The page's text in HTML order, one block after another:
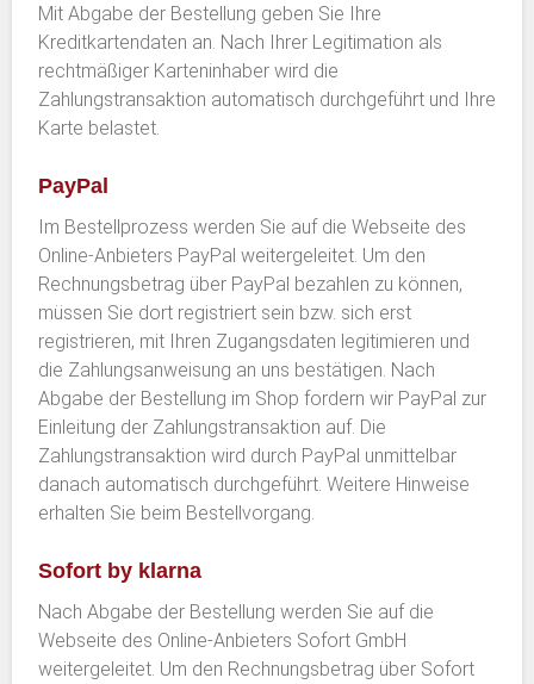
Mit Abgabe der Bestellung geben Sie Ihre
Kreditkartendaten an. Nach Ihrer Legitimation als
rechtmäßiger Karteninhaber wird die
Zahlungstransaktion automatisch durchgeführt und Ihre
Karte belastet.
PayPal
Im Bestellprozess werden Sie auf die Webseite des
Online-Anbieters PayPal weitergeleitet. Um den
Rechnungsbetrag über PayPal bezahlen zu können,
müssen Sie dort registriert sein bzw. sich erst
registrieren, mit Ihren Zugangsdaten legitimieren und
die Zahlungsanweisung an uns bestätigen. Nach
Abgabe der Bestellung im Shop fordern wir PayPal zur
Einleitung der Zahlungstransaktion auf. Die
Zahlungstransaktion wird durch PayPal unmittelbar
danach automatisch durchgeführt. Weitere Hinweise
erhalten Sie beim Bestellvorgang.
Sofort by klarna
Nach Abgabe der Bestellung werden Sie auf die
Webseite des Online-Anbieters Sofort GmbH
weitergeleitet. Um den Rechnungsbetrag über Sofort